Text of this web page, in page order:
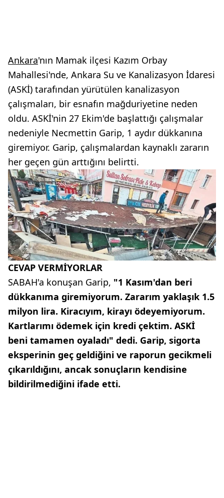
Ankara'nın Mamak ilçesi Kazım Orbay
Mahallesi'nde, Ankara Su ve Kanalizasyon İdaresi
(ASKİ) tarafından yürütülen kanalizasyon
çalışmaları, bir esnafın mağduriyetine neden
oldu. ASKİ'nin 27 Ekim'de başlattığı çalışmalar
nedeniyle Necmettin Garip, 1 aydır dükkanına
giremiyor. Garip, çalışmalardan kaynaklı zararın
her geçen gün arttığını belirtti.
CEVAP VERMİYORLAR
SABAH'a konuşan Garip, "1 Kasım'dan beri
dükkanıma giremiyorum. Zararım yaklaşık 1.5
milyon lira. Kiracıyım, kirayı ödeyemiyorum.
Kartlarımı ödemek için kredi çektim. ASKİ
beni tamamen oyaladı" dedi. Garip, sigorta
eksperinin geç geldiğini ve raporun gecikmeli
çıkarıldığını, ancak sonuçların kendisine
bildirilmediğini ifade etti.